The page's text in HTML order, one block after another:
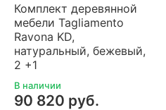
Комплект деревянной
мебели Tagliamento
Ravona KD,
натуральный, бежевый,
2 +1
В наличии
90 820 руб.